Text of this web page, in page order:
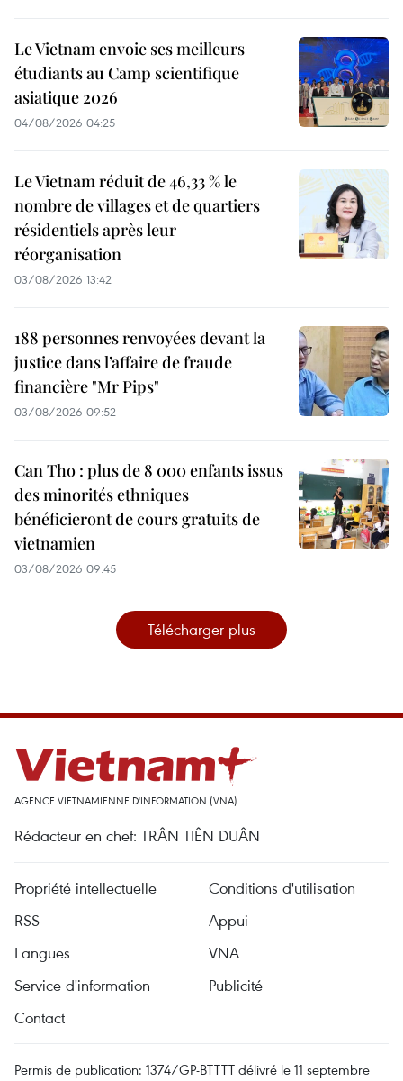
Le Vietnam envoie ses meilleurs
étudiants au Camp scientifique
asiatique 2026
04/08/2026 04:25
Le Vietnam réduit de 46,33 % le
nombre de villages et de quartiers
résidentiels après leur
réorganisation
03/08/2026 13:42
188 personnes renvoyées devant la
justice dans l’affaire de fraude
financière "Mr Pips"
03/08/2026 09:52
Can Tho : plus de 8 000 enfants issus
des minorités ethniques
bénéficieront de cours gratuits de
vietnamien
03/08/2026 09:45
Télécharger plus
AGENCE VIETNAMIENNE D'INFORMATION (VNA)
Rédacteur en chef: TRÂN TIÊN DUÂN
Propriété intellectuelle
Conditions d'utilisation
RSS
Appui
Langues
VNA
Service d'information
Publicité
Contact
Permis de publication: 1374/GP-BTTTT délivré le 11 septembre